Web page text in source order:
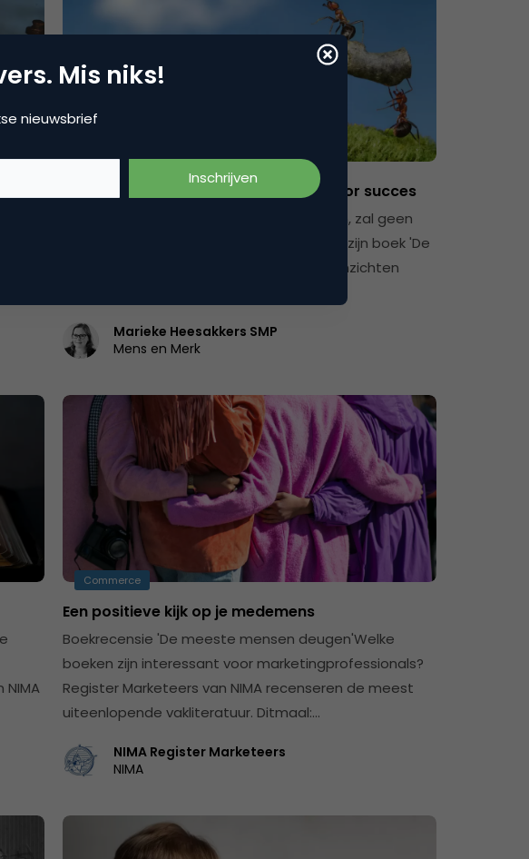
Contentmarketing & Storytelling
Een sterke bedrijfscultuur als basis voor succes
Dat sterke bedrijven niet vanzelf ontstaan, zal geen
verrassing zijn. Daniel Coyle combineert in zijn boek 'De
bedrijfscultuur-code' wetenschappelijke inzichten
Marieke Heesakkers SMP
Mens en Merk
Commerce
Een positieve kijk op je medemens
Boekrecensie 'De meeste mensen deugen'Welke
boeken zijn interessant voor marketingprofessionals?
Register Marketeers van NIMA recenseren de meest
uiteenlopende vakliteratuur. Ditmaal:…
NIMA Register Marketeers
NIMA
Mis niks!
nieuwsbrief